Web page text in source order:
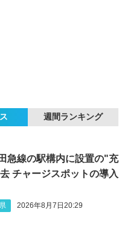
週間ランキング
急線の駅構内に設置の"充
チャージスポットの導入
2026年8月7日20:29